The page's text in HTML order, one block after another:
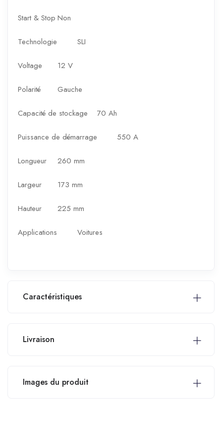
Start & Stop Non
Technologie SLI
Voltage 12 V
Polarité Gauche
Capacité de stockage 70 Ah
Puissance de démarrage 550 A
Longueur 260 mm
Largeur 173 mm
Hauteur 225 mm
Applications Voitures
Caractéristiques
Livraison
Images du produit